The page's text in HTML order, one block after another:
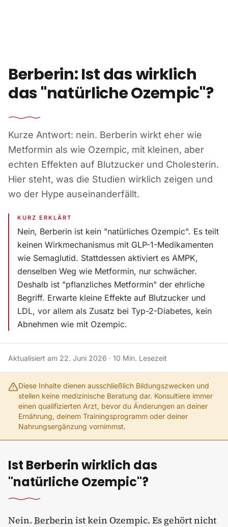
Berberin: Ist das wirklich
das "natürliche Ozempic"?
Kurze Antwort: nein. Berberin wirkt eher wie
Metformin als wie Ozempic, mit kleinen, aber
echten Effekten auf Blutzucker und Cholesterin.
Hier steht, was die Studien wirklich zeigen und
wo der Hype auseinanderfällt.
KURZ ERKLÄRT
Nein, Berberin ist kein "natürliches Ozempic". Es teilt
keinen Wirkmechanismus mit GLP-1-Medikamenten
wie Semaglutid. Stattdessen aktiviert es AMPK,
denselben Weg wie Metformin, nur schwächer.
Deshalb ist "pflanzliches Metformin" der ehrliche
Begriff. Erwarte kleine Effekte auf Blutzucker und
LDL, vor allem als Zusatz bei Typ-2-Diabetes, kein
Abnehmen wie mit Ozempic.
Aktualisiert am 22. Juni 2026 · 10 Min. Lesezeit
Diese Inhalte dienen ausschließlich Bildungszwecken und
stellen keine medizinische Beratung dar. Konsultiere immer
einen qualifizierten Arzt, bevor du Änderungen an deiner
Ernährung, deinem Trainingsprogramm oder deiner
Nahrungsergänzung vornimmst.
Ist Berberin wirklich das
"natürliche Ozempic"?
Nein. Berberin ist kein Ozempic. Es gehört nicht